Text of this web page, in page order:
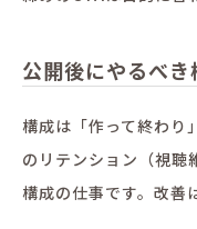
公開後にやるべ
構成は「作って終わ
のリテンション（視聴
構成の仕事です。改善